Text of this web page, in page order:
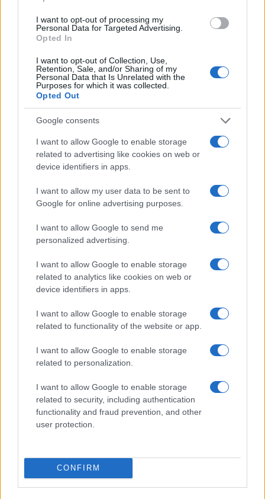
I want to opt-out of processing my
Personal Data for Targeted Advertising.
Opted In
I want to opt-out of Collection, Use,
Retention, Sale, and/or Sharing of my
Personal Data that Is Unrelated with the
Purposes for which it was collected.
Opted Out
Google consents
I want to allow Google to enable storage
related to advertising like cookies on web or
device identifiers in apps.
I want to allow my user data to be sent to
Google for online advertising purposes.
I want to allow Google to send me
personalized advertising.
I want to allow Google to enable storage
related to analytics like cookies on web or
device identifiers in apps.
I want to allow Google to enable storage
related to functionality of the website or app.
I want to allow Google to enable storage
related to personalization.
I want to allow Google to enable storage
related to security, including authentication
functionality and fraud prevention, and other
user protection.
CONFIRM
Špica okusov vabi: Dravograd
bo 29. avgusta znova postal
prestolnica ulične kulinarike
Nevarna najdba v Dravogradu:
Odstranili 88-milimetrsko
granato
Več iz kategorije Novice
Od 11. avgusta popolna zapora
Kovinska ograja po meri: kako
izbrati material, polnilo in
izvedbo
gneče, več udobja
Za pomoč kmetom zaradi
nepredvidljivih dogodkov do
115.000 evrov sredstev
Obvestila
pred 3 urami
Izklop elektrike: 421. Nadzorništvo Ravne - Območje Podkraj
pred 3 urami
Izklop elektrike: 420. Nadzorništvo Vuzenica - Območje
Spodnja Vižinga, Vas, Št. Janž nad Radljami, Suhi Vrh, Dobrava
pred 3 urami